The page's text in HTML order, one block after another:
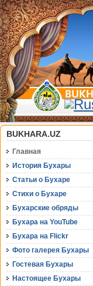
BUKHARA.UZ
Главная
История Бухары
Статьи о Бухаре
Стихи о Бухаре
Бухарские обряды
Бухара на YouTube
Бухара на Flickr
Фото галерея Бухары
Гостевая Бухары
Настоящее Бухары